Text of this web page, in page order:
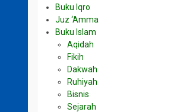
Buku Iqro
Juz ‘Amma
Buku Islam
Aqidah
Fikih
Dakwah
Ruhiyah
Bisnis
Sejarah